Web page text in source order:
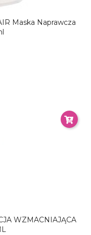
Maska Naprawcza
WZMACNIAJĄCA